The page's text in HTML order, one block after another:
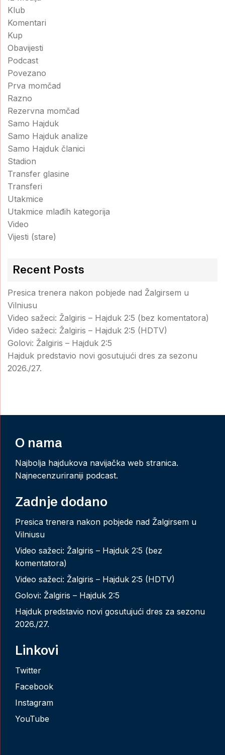
Klub
Komentari
Kup
Obavijesti
Podcast
Povezano
Prva momčad
Razno
Rezervna momčad
Samo Hajduk
Samo Hajduk analize
Samo Hajduk članici
Stadion
Transfer glasine
Transferi
Utakmice
Utakmice mlađih kategorija
Video
Vijesti (stare)
Recent Posts
Presica trenera nakon pobjede nad Žalgirsem u
Vilniusu
Video sažeci: Žalgiris – Hajduk 2:5 (bez komentatora)
Video sažeci: Žalgiris – Hajduk 2:5 (HDTV)
Golovi: Žalgiris – Hajduk 2:5
Hajduk predstavio novi gosutujući dres za sezonu
2026./27.
O nama
Najbolja hajdukova navijačka web stranica.
Najnecenzuriraniji podcast.
Zadnje dodano
Presica trenera nakon pobjede nad Žalgirsem u
Vilniusu
Video sažeci: Žalgiris – Hajduk 2:5 (bez
komentatora)
Video sažeci: Žalgiris – Hajduk 2:5 (HDTV)
Golovi: Žalgiris – Hajduk 2:5
Hajduk predstavio novi gosutujući dres za sezonu
2026./27.
Linkovi
Twitter
Facebook
Instagram
YouTube